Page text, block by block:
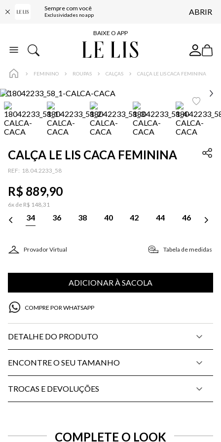
Sempre com você
Exclusividades no app ABRIR
FRETE GRÁTIS*
BAIXE O APP
10% OFF NA PRIMEIRA COMPRA*
FRETE GRÁTIS*
BAIXE O APP
10% OFF NA PRIMEIRA COMPRA*
FEMININO ROUPAS CALÇAS CALÇA LE LIS CACA FEMININA
CALÇA LE LIS CACA FEMININA
: 18.04.2233_58
R$ 889,90
6x de R$ 148,31
34 36 38 40 42 44 46
Provador Virtual Tabela de medidas
ADICIONAR À SACOLA
COMPRE POR WHATSAPP
DETALHE DO PRODUTO
ENCONTRE O SEU TAMANHO
TROCAS E DEVOLUÇÕES
COMPLETE O LOOK